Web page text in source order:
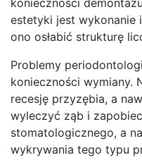
estetyki jest wykonanie
ono osłabić strukturę
Problemy
konieczności wymiany.
recesję przyzębia, a
wyleczyć ząb i
stomatologicznego, a
wykrywania tego typu